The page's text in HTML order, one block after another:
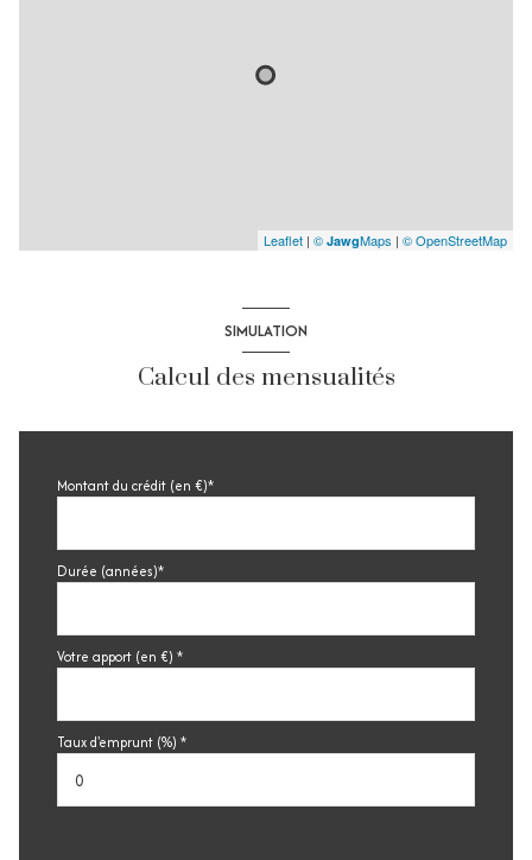
Leaflet | © JawgMaps | © OpenStreetMap
SIMULATION
Calcul des mensualités
Montant du crédit (en €)*
Durée (années)*
Votre apport (en €) *
Taux d'emprunt (%) *